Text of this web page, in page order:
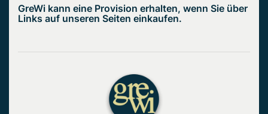
GreWi kann eine Provision erhalten, wenn Sie über
Links auf unseren Seiten einkaufen.